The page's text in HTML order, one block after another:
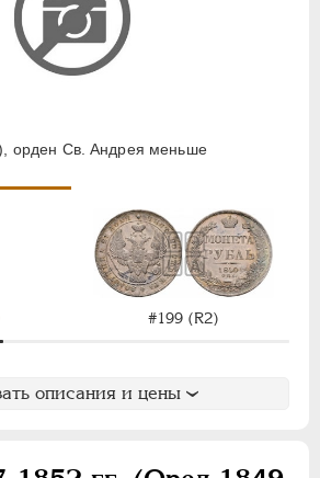
орден Св. Андрея меньше
#199 (R2)
описания и цены